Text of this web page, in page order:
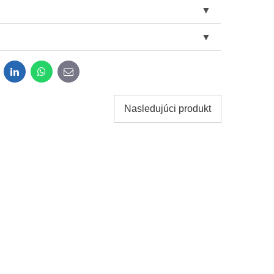
LinkedInWhatsApp
E-
mail
Nasledujúci produkt